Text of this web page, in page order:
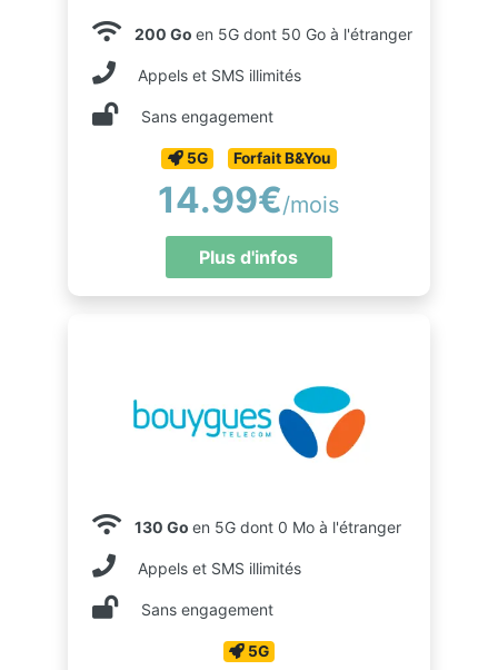
200 Go en 5G dont 50 Go à l'étranger
Appels et SMS illimités
Sans engagement
5G Forfait B&You
14.99€/mois
Plus d'infos
130 Go en 5G dont 0 Mo à l'étranger
Appels et SMS illimités
Sans engagement
5G